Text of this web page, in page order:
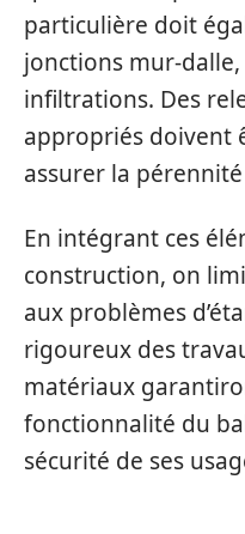
particulière doit
jonctions mur-
infiltrations. Des
appropriés doivent
assurer la
En intégrant ces
construction, on
aux problèmes
rigoureux des
matériaux
fonctionnalité du
sécurité de ses